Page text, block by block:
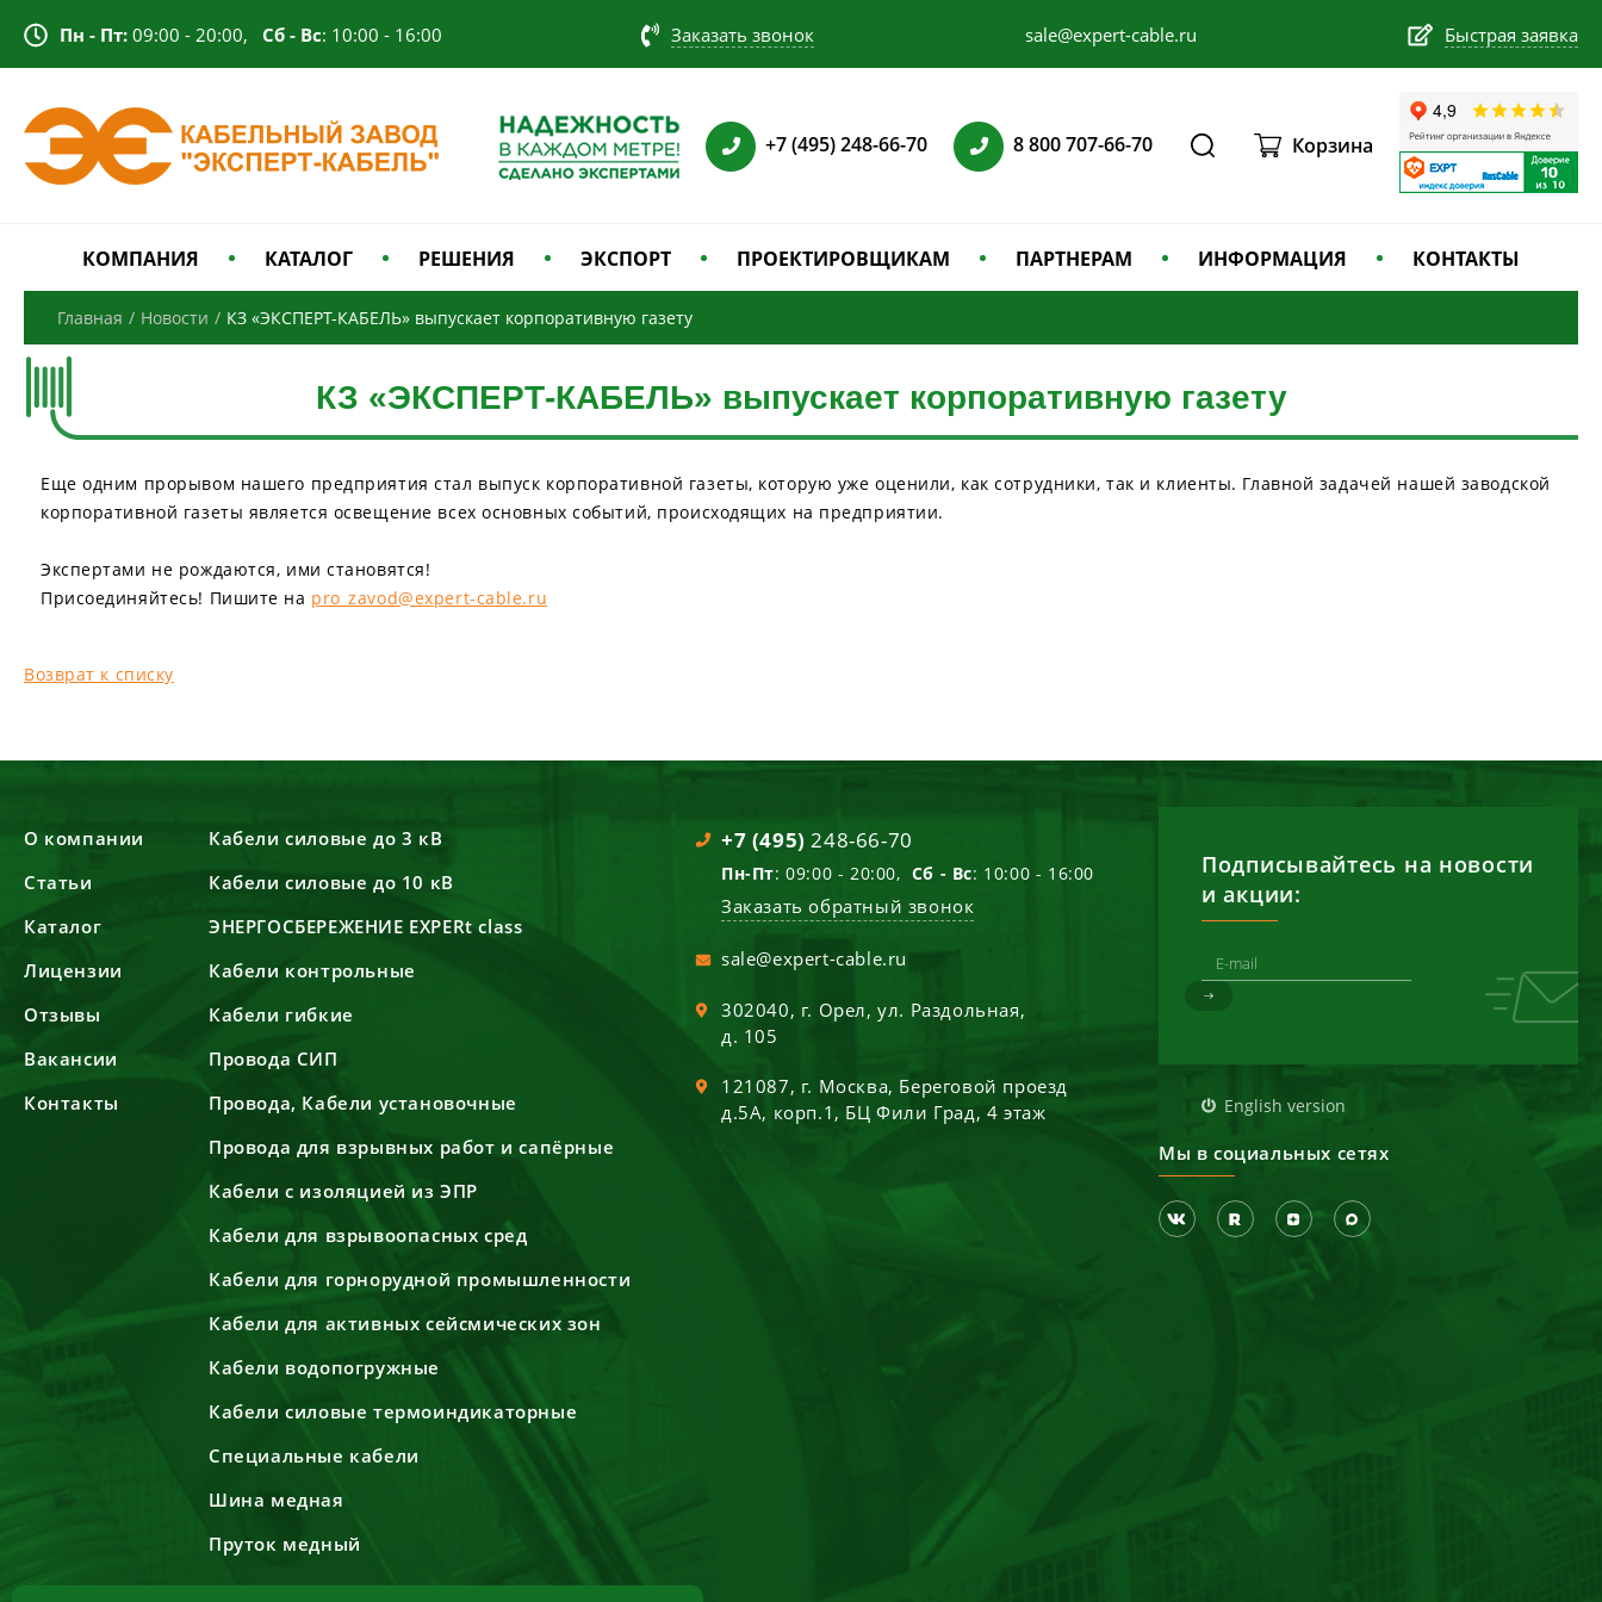
Пн - Пт: 09:00 - 20:00, Сб - Вс: 10:00 - 16:00 Заказать звонок sale@expert-cable.ru Быстрая заявка
+7 (495) 248-66-70 8 800 707-66-70 Корзина
КОМПАНИЯ КАТАЛОГ РЕШЕНИЯ ЭКСПОРТ ПРОЕКТИРОВЩИКАМ ПАРТНЕРАМ ИНФОРМАЦИЯ КОНТАКТЫ
Главная / Новости / КЗ «ЭКСПЕРТ-КАБЕЛЬ» выпускает корпоративную газету
КЗ «ЭКСПЕРТ-КАБЕЛЬ» выпускает корпоративную газету
Еще одним прорывом нашего предприятия стал выпуск корпоративной газеты, которую уже оценили, как сотрудники, так и клиенты. Главной задачей нашей заводской
корпоративной газеты является освещение всех основных событий, происходящих на предприятии.
Экспертами не рождаются, ими становятся!
Присоединяйтесь! Пишите на pro_zavod@expert-cable.ru
Возврат к списку
О компании
Статьи
Каталог
Лицензии
Отзывы
Вакансии
Контакты
Кабели силовые до 3 кВ
Кабели силовые до 10 кВ
ЭНЕРГОСБЕРЕЖЕНИЕ EXPERt class
Кабели контрольные
Кабели гибкие
Провода СИП
Провода, Кабели установочные
Провода для взрывных работ и сапёрные
Кабели с изоляцией из ЭПР
Кабели для взрывоопасных сред
Кабели для горнорудной промышленности
Кабели для активных сейсмических зон
Кабели водопогружные
Кабели силовые термоиндикаторные
Специальные кабели
Шина медная
Пруток медный
+7 (495) 248-66-70
Пн-Пт: 09:00 - 20:00, Сб - Вс: 10:00 - 16:00
Заказать обратный звонок
sale@expert-cable.ru
302040, г. Орел,ул. Раздольная,
д. 105
121087, г. Москва, Береговой проезд
д.5А, корп.1, БЦ Фили Град, 4 этаж
Подписывайтесь на новости
и акции:
English version
Мы в социальных сетях